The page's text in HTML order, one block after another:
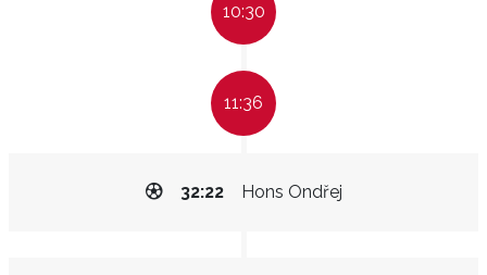
10:30
11:36
Hons Ondřej
32:22